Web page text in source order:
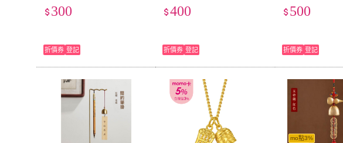
利)300
折價券 登記
400
折價券 登記
吉祥)
500
折價券 登記
mo點3%